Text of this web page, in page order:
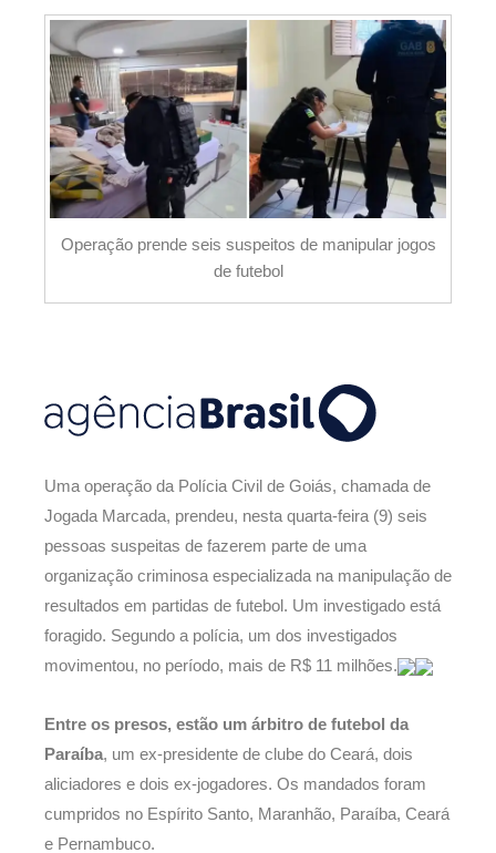
Operação prende seis suspeitos de manipular jogos
de futebol
Uma operação da Polícia Civil de Goiás, chamada de
Jogada Marcada, prendeu, nesta quarta-feira (9) seis
pessoas suspeitas de fazerem parte de uma
organização criminosa especializada na manipulação de
resultados em partidas de futebol. Um investigado está
foragido. Segundo a polícia, um dos investigados
movimentou, no período, mais de R$ 11 milhões.
Entre os presos, estão um árbitro de futebol da
Paraíba, um ex-presidente de clube do Ceará, dois
aliciadores e dois ex-jogadores. Os mandados foram
cumpridos no Espírito Santo, Maranhão, Paraíba, Ceará
e Pernambuco.